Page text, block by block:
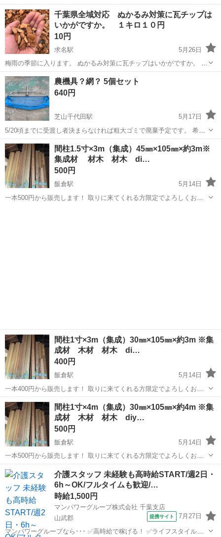
(規定有り) イベント運営のサポートスタッフをお任せします! 「空いて
る日にサクッと稼ぎたい」 「単発で働ける仕事が好き」 「体を動かす
のが好き」 そんなあな...
アルバイト・パート
千葉県全域対応 ぬかるみ対策に瓦チップは
いかがですか。 １キロ１０円
10円
求名駅
5月26日
梅雨の季節に入ります。 ぬかるみ対策に瓦チップはいかがですか。 瓦
チップは吸水性がいいためぬかるみの所にまくと改善できます。 千葉
県全域対応 平日、土日、休日対応
千葉 山武郡 求名駅 その他 ぬかるみ
農機具？網？ 5個セット
640円
芝山千代田駅
5月17日
5/20頃までに受渡し者決まらなければ粗大ゴミで廃棄予定です。 希望
者は早めにご連絡ください。 横幅約130co〜240cmと大きさ様々で
す。 倉庫から出てきたもので用途不明ですが、補修しながら使ってい
た様子が伺えます。 ...
千葉 山武郡 芝山千代田駅 その他
間柱1.5寸×3m（集成）45㎜×105㎜×約3m※
集成材 材木 材木 di…
500円
飯倉駅
5月14日
一本500円から販売します！ 取りに来てくれる方限定でよろしくお願
間柱1寸×3m（集成）30㎜×105㎜×約3m ※集
成材 木材 材木 di…
400円
飯倉駅
5月14日
一本400円から販売します！ 取りに来てくれる方限定でよろしくお願
いいたします！ ※集成材を使用してるモノになります！ ※アウトレッ
ト品になるのでご理解ある方の購入御願いします！ We don't provide
deli...
千葉 山武郡 飯倉駅 その他
間柱1寸×4m（集成）30㎜×105㎜×約4m ※集
成材 木材 材木 diy…
500円
飯倉駅
5月14日
一本500円から販売します！ 取りに来てくれる方限定でよろしくお願
いいたします！ ※集成材又は杉無垢材になります！ ※アウトレット品
になるのでご理解ある方の購入御願いします！
千葉 飯倉駅 その他 間柱
介護スタッフ 未経験も高時給START/週2日・
6h～OK/フルタイムも歓迎/…
時給1,500円
マンパワーグループ株式会社 千葉支店
山武郡
提携サイト 7月27日
マンパワーグループなら･･･ ✅️高時給で稼げる！ ✅️ライフスタイルに